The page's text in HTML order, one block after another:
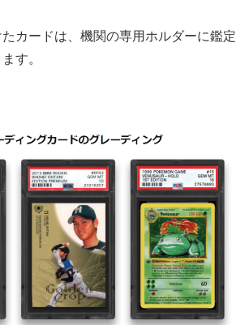
カードは、機関の専用ホルダーに鑑定
す。